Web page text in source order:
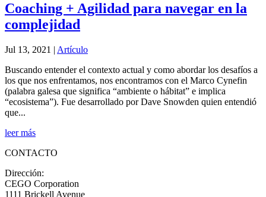
Coaching + Agilidad para navegar en la
complejidad
Jul 13, 2021 | Artículo
Buscando entender el contexto actual y como abordar los desafíos a
los que nos enfrentamos, nos encontramos con el Marco Cynefin
(palabra galesa que significa “ambiente o hábitat” e implica
“ecosistema”). Fue desarrollado por Dave Snowden quien entendió
que...
leer más
CONTACTO
Dirección:
CEGO Corporation
1111 Brickell Avenue